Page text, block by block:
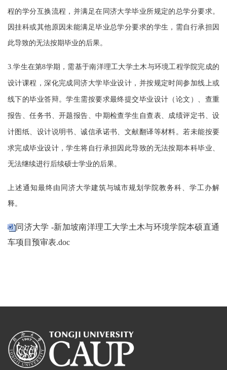
程的学分互换流程，并满足在同济大学毕业所规定的总学分要求。
因挂科或其他原因未能满足毕业总学分要求的学生，需自行承担因
此导致的无法按期毕业的后果。
3.学生在第8学期，需基于南洋理工大学土木与环境工程学院完成的
设计课程，深化完成同济大学毕业设计，并按规定时间参加线上或
线下的毕业答辩。学生需按要求最终提交毕业设计（论文）、查重
报告、任务书、开题报告、中期检查学生自查表、成绩评定书、设
计图纸、设计说明书、诚信承诺书、文献翻译等材料。若未能按要
求完成毕业设计，学生将自行承担因此导致的无法按期本科毕业、
无法继续进行后续硕士学业的后果。
上述通知最终由同济大学建筑与城市规划学院教务科、学工办解
释。
同济大学 -新加坡南洋理工大学土木与环境学院本硕直通
车项目预审表.doc